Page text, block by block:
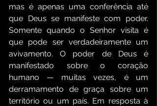
mas é apenas uma conferência até
que Deus se manifeste com poder.
Somente quando o Senhor visita é
que pode ser verdadeiramente um
avivamento. O poder de Deus é
manifestado sobre o coração
humano — muitas vezes, é um
derramamento de graça sobre um
território ou um país. Em resposta à